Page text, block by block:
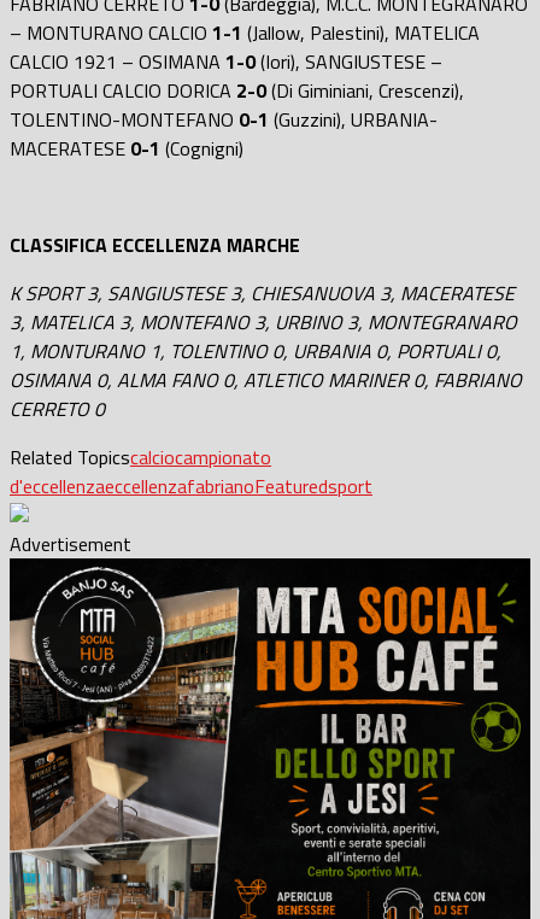
– MONTURANO CALCIO 1-1 (Jallow, Palestini), MATELICA
CALCIO 1921 – OSIMANA 1-0(Iori), SANGIUSTESE –
PORTUALI CALCIO DORICA 2-0(Di Giminiani, Crescenzi),
TOLENTINO-MONTEFANO 0-1 (Guzzini), URBANIA-
MACERATESE 0-1 (Cognigni)
CLASSIFICA ECCELLENZA MARCHE
K SPORT 3, SANGIUSTESE 3, CHIESANUOVA 3, MACERATESE
3, MATELICA 3, MONTEFANO 3, URBINO 3, MONTEGRANARO
1, MONTURANO 1, TOLENTINO 0, URBANIA 0, PORTUALI 0,
OSIMANA 0, ALMA FANO 0, ATLETICO MARINER 0, FABRIANO
CERRETO 0
Related Topicscalciocampionato
d'eccellenzaeccellenzafabrianoFeaturedsport
Advertisement